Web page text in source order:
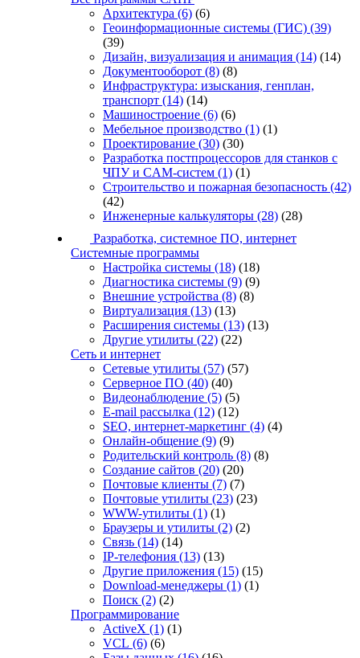
Архитектура (6) (6)
Геоинформационные системы (ГИС) (39)
(39)
Дизайн, визуализация и анимация (14) (14)
Документооборот (8) (8)
Инфраструктура: изыскания, генплан,
транспорт (14) (14)
Машиностроение (6) (6)
Мебельное производство (1) (1)
Проектирование (30) (30)
Разработка постпроцессоров для станков с
ЧПУ и CAM-систем (1) (1)
Строительство и пожарная безопасность (42)
(42)
Инженерные калькуляторы (28) (28)
Разработка, системное ПО, интернет
Системные программы
Настройка системы (18) (18)
Диагностика системы (9) (9)
Внешние устройства (8) (8)
Виртуализация (13) (13)
Расширения системы (13) (13)
Другие утилиты (22) (22)
Сеть и интернет
Сетевые утилиты (57) (57)
Серверное ПО (40) (40)
Видеонаблюдение (5) (5)
E-mail рассылка (12) (12)
SEO, интернет-маркетинг (4) (4)
Онлайн-общение (9) (9)
Родительский контроль (8) (8)
Создание сайтов (20) (20)
Почтовые клиенты (7) (7)
Почтовые утилиты (23) (23)
WWW-утилиты (1) (1)
Браузеры и утилиты (2) (2)
Связь (14) (14)
IP-телефония (13) (13)
Другие приложения (15) (15)
Download-менеджеры (1) (1)
Поиск (2) (2)
Программирование
ActiveX (1) (1)
VCL (6) (6)